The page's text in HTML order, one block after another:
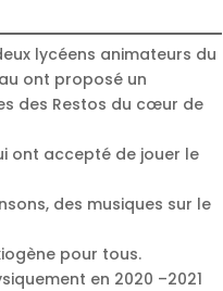
lycéens animateurs du
ont proposé un
des Restos du cœur de
ont accepté de jouer le
des musiques sur le
pour tous.
en 2020 –2021